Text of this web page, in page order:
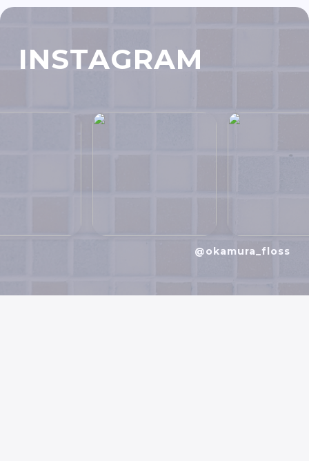
INSTAGRAM
@okamura_floss